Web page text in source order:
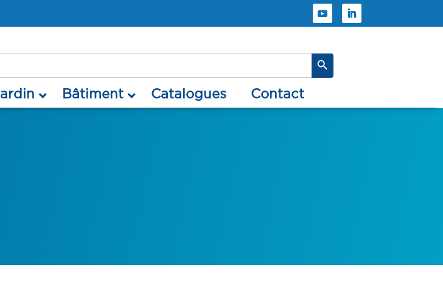
Search Button
jardin bâtiment catalogues contact